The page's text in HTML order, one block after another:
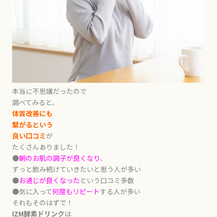
本当に不思議だったので
調べてみると、
体質改善にも
繋がるという
良い口コミが
たくさんありました！
●朝のお肌の調子が良くなり、
ずっと飲み続けていきたいと思う人が多い
●お通じが良くなった という口コミ多数
●気に入って何度もリピートする人が多い
それもそのはずで！
IZM酵素ドリンクは